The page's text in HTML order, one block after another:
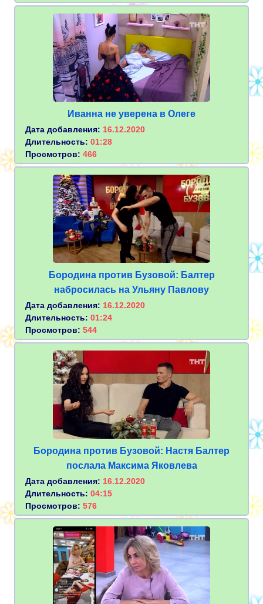
Иванна не уверена в Олеге
Дата добавления: 16.12.2020
Длительность: 01:28
Просмотров: 466
Бородина против Бузовой: Балтер
набросилась на Ульяну Павлову
Дата добавления: 16.12.2020
Длительность: 01:24
Просмотров: 544
Бородина против Бузовой: Настя Балтер
послала Максима Яковлева
Дата добавления: 16.12.2020
Длительность: 04:15
Просмотров: 576